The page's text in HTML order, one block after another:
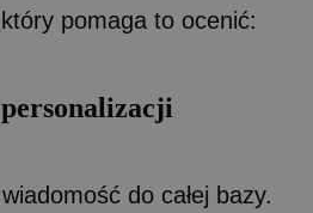
pomaga to ocenić:
do całej bazy.